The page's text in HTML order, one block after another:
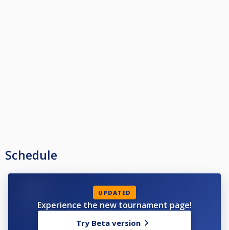
Schedule
UPDATED
Experience the new tournament page!
Try Beta version